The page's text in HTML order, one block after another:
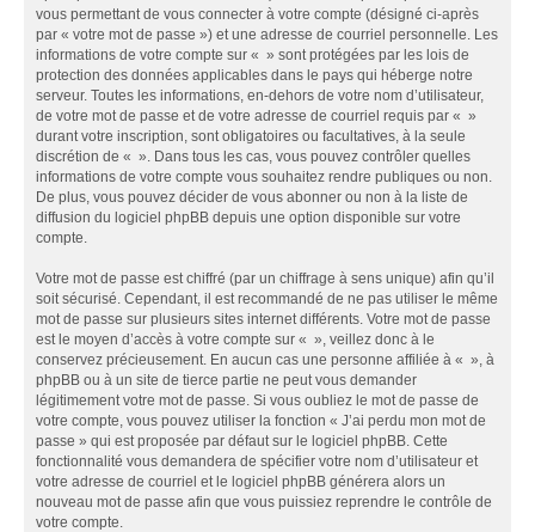
vous permettant de vous connecter à votre compte (désigné ci-après
par « votre mot de passe ») et une adresse de courriel personnelle. Les
informations de votre compte sur « » sont protégées par les lois de
protection des données applicables dans le pays qui héberge notre
serveur. Toutes les informations, en-dehors de votre nom d’utilisateur,
de votre mot de passe et de votre adresse de courriel requis par « »
durant votre inscription, sont obligatoires ou facultatives, à la seule
discrétion de « ». Dans tous les cas, vous pouvez contrôler quelles
informations de votre compte vous souhaitez rendre publiques ou non.
De plus, vous pouvez décider de vous abonner ou non à la liste de
diffusion du logiciel phpBB depuis une option disponible sur votre
compte.
Votre mot de passe est chiffré (par un chiffrage à sens unique) afin qu’il
soit sécurisé. Cependant, il est recommandé de ne pas utiliser le même
mot de passe sur plusieurs sites internet différents. Votre mot de passe
est le moyen d’accès à votre compte sur « », veillez donc à le
conservez précieusement. En aucun cas une personne affiliée à « », à
phpBB ou à un site de tierce partie ne peut vous demander
légitimement votre mot de passe. Si vous oubliez le mot de passe de
votre compte, vous pouvez utiliser la fonction « J’ai perdu mon mot de
passe » qui est proposée par défaut sur le logiciel phpBB. Cette
fonctionnalité vous demandera de spécifier votre nom d’utilisateur et
votre adresse de courriel et le logiciel phpBB générera alors un
nouveau mot de passe afin que vous puissiez reprendre le contrôle de
votre compte.